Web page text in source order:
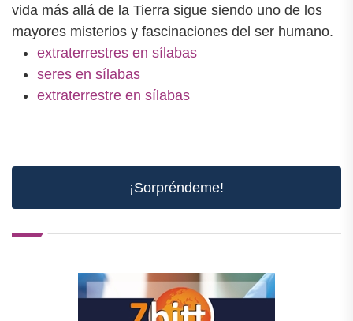
vida más allá de la Tierra sigue siendo uno de los
mayores misterios y fascinaciones del ser humano.
extraterrestres en sílabas
seres en sílabas
extraterrestre en sílabas
¡Sorpréndeme!